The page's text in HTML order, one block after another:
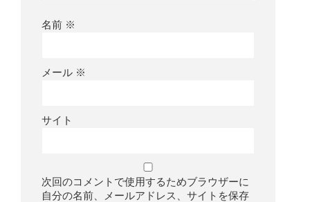
名前 ※
メール ※
サイト
次回のコメントで使用するためブラウザーに
自分の名前、メールアドレス、サイトを保存